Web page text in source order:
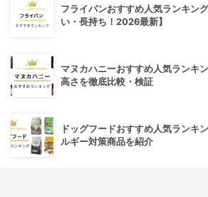
フライパンおすすめ人気ランキン
い・長持ち！2026最新】
マヌカハニーおすすめ人気ランキ
高さを徹底比較・検証
ドッグフードおすすめ人気ランキ
ルギー対策商品を紹介